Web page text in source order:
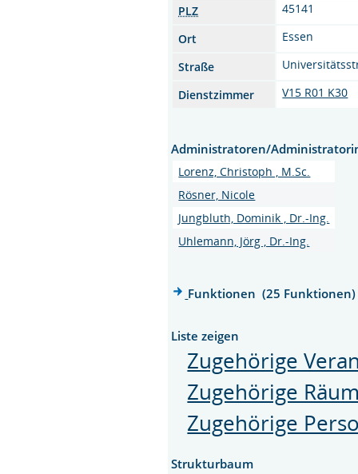
PLZ
45141
Ort
Essen
Straße
Dienstzimmer
V15 R01 K30
Administratoren/
Lorenz, Christoph , M.Sc.
Rösner, Nicole
Jungbluth, Dominik , Dr.-Ing.
Uhlemann, Jörg , Dr.-Ing.
Funktionen (25 Funktionen)
Liste zeigen
Zugehörige
Zugehörige
Zugehörige
Strukturbaum